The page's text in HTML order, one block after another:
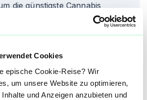
Cookies
epische Cookie-Reise? Wir
um unsere Website zu optimieren,
und Anzeigen anzubieten und
die günstigste Cannabis
Blüte zu finden.
seine eigene charakteristische
zu unterschiedlichen Effekten